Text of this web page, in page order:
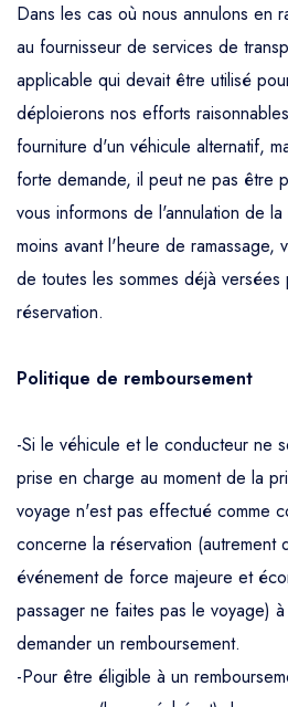
Dans les cas où nous annulons en
au fournisseur de services de
applicable qui devait être utilisé
déploierons nos efforts
fourniture d'un véhicule alternatif,
forte demande, il peut ne pas être
vous informons de l'annulation de
moins avant l'heure de ramassage,
de toutes les sommes déjà
réservation.
Politique de remboursement
-Si le véhicule et le conducteur ne
prise en charge au moment de la
voyage n'est pas effectué comme
concerne la réservation (autrement
événement de force majeure et
passager ne faites pas le voyage)
demander un remboursement.
-Pour être éligible à un